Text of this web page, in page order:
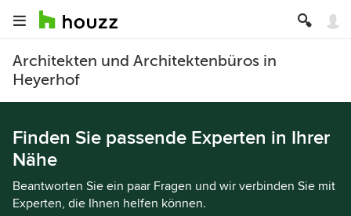
Architekten und Architektenbüros in
Heyerhof
Finden Sie passende Experten in Ihrer
Nähe
Beantworten Sie ein paar Fragen und wir verbinden Sie mit
Experten, die Ihnen helfen können.